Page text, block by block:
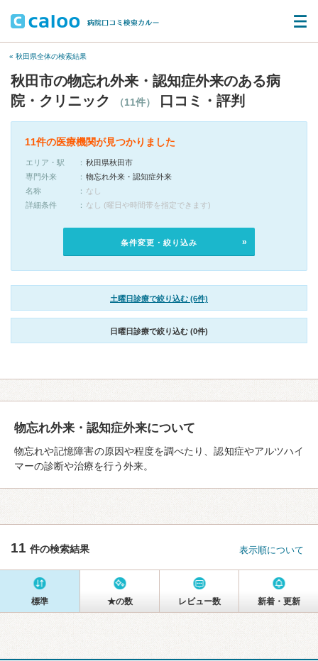
« 秋田県全体の検索結果
秋田市の物忘れ外来・認知症外来のある病
院・クリニック
（11件） 口コミ・評判
11件の医療機関が見つかりました
エリア・駅
秋田県秋田市
専門外来
物忘れ外来・認知症外来
名称
なし
詳細条件
なし (曜日や時間帯を指定できます)
条件変更・絞り込み
土曜日診療で絞り込む (6件)
日曜日診療で絞り込む (0件)
物忘れ外来・認知症外来について
物忘れや記憶障害の原因や程度を調べたり、認知症やアルツハイ
マーの診断や治療を行う外来。
11 件の検索結果 表示順について
標準 ★の数 レビュー数 新着・更新